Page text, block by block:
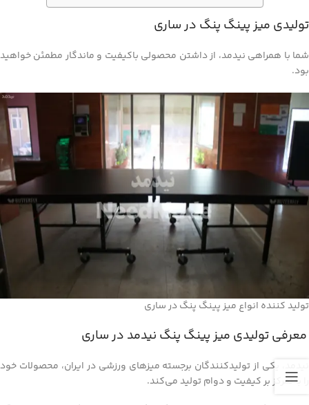
تولیدی میز پینگ پنگ در ساری
شما با همراهی نیدمد، از داشتن محصولی باکیفیت و ماندگار مطمئن خواهید
بود.
تولید کننده انواع میز پینگ پنگ در ساری
معرفی تولیدی میز پینگ پنگ نیدمد در ساری
نیدمد، یکی از تولیدکنندگان برجسته میزهای ورزشی در ایران، محصولات خود
را با تمرکز بر کیفیت و دوام تولید می‌کند.